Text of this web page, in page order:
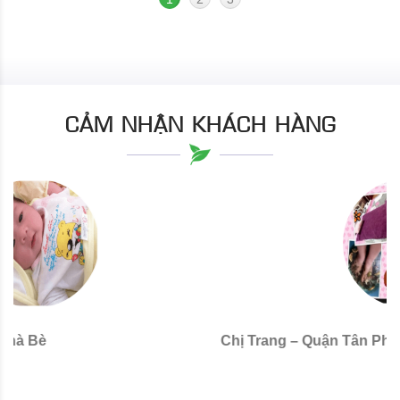
CẢM NHẬN KHÁCH HÀNG
Chị Trang – Quận Tân Phú